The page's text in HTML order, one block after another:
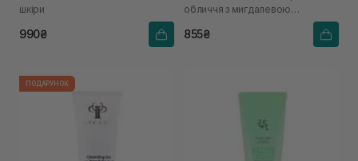
шкіри
990₴
обличчя з мигдалевою
855₴
ПОДАРУНОК